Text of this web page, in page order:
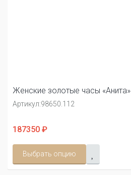
Женские золотые часы «Анита»
Артикул:98650.112
187350 ₽
Выбрать опцию